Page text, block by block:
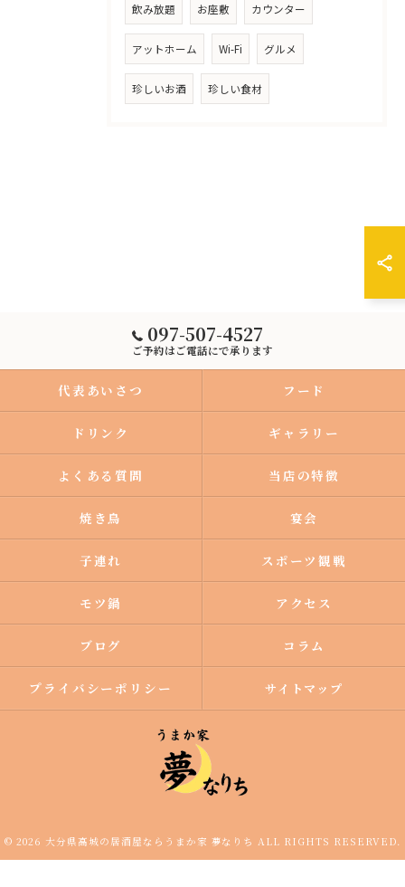
飲み放題 お座敷 カウンター
アットホーム Wi-Fi グルメ
珍しいお酒 珍しい食材
097-507-4527
ご予約はご電話にで承ります
代表あいさつ フード
ドリンク ギャラリー
よくある質問 当店の特徴
焼き鳥 宴会
子連れ スポーツ観戦
モツ鍋 アクセス
ブログ コラム
プライバシーポリシー サイトマップ
© 2026 大分県高城の居酒屋ならうまか家 夢なりち ALL RIGHTS RESERVED.